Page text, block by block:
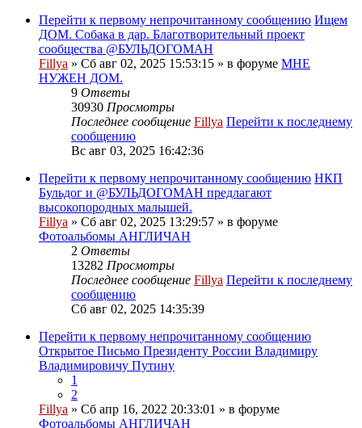
Перейти к первому непрочитанному сообщению Ищем
ДОМ. Собака в дар. Благотворительный проект
сообщества @БУЛЬДОГОМАН
Fillya » Сб авг 02, 2025 15:53:15 » в форуме МНЕ
НУЖЕН ДОМ.
9 Ответы
30930 Просмотры
Последнее сообщение Fillya Перейти к последнему
сообщению
Вс авг 03, 2025 16:42:36
Перейти к первому непрочитанному сообщению НКП
Бульдог и @БУЛЬДОГОМАН предлагают
высокопородных малышей.
Fillya » Сб авг 02, 2025 13:29:57 » в форуме
Фотоальбомы АНГЛИЧАН
2 Ответы
13282 Просмотры
Последнее сообщение Fillya Перейти к последнему
сообщению
Сб авг 02, 2025 14:35:39
Перейти к первому непрочитанному сообщению
Открытое Письмо Президенту России Владимиру
Владимировичу Путину
1
2
Fillya » Сб апр 16, 2022 20:33:01 » в форуме
Фотоальбомы АНГЛИЧАН